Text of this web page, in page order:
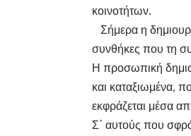
κοινοτήτων.
Σήμερα η
συνθήκες που τη
Η προσωπική
και καταξιωμένα,
εκφράζεται μέσα
Σ΄ αυτούς που